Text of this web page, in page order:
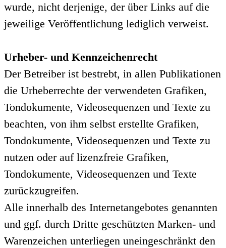
wurde, nicht derjenige, der über Links auf die
jeweilige Veröffentlichung lediglich verweist.
Urheber- und Kennzeichenrecht
Der Betreiber ist bestrebt, in allen Publikationen
die Urheberrechte der verwendeten Grafiken,
Tondokumente, Videosequenzen und Texte zu
beachten, von ihm selbst erstellte Grafiken,
Tondokumente, Videosequenzen und Texte zu
nutzen oder auf lizenzfreie Grafiken,
Tondokumente, Videosequenzen und Texte
zurückzugreifen.
Alle innerhalb des Internetangebotes genannten
und ggf. durch Dritte geschützten Marken- und
Warenzeichen unterliegen uneingeschränkt den